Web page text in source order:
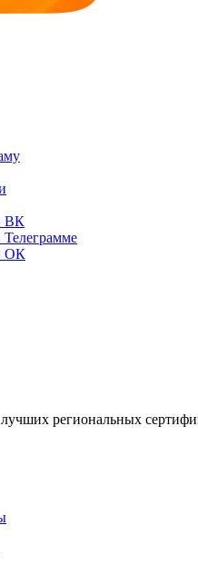
ВК
Телеграмме
ОК
региональных